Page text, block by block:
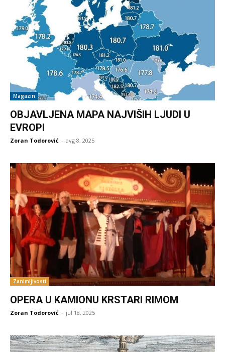
Magazin
OBJAVLJENA MAPA NAJVIŠIH LJUDI U
EVROPI
Zoran Todorović - avg 8, 2025
Zanimljivosti
OPERA U KAMIONU KRSTARI RIMOM
Zoran Todorović - jul 18, 2025